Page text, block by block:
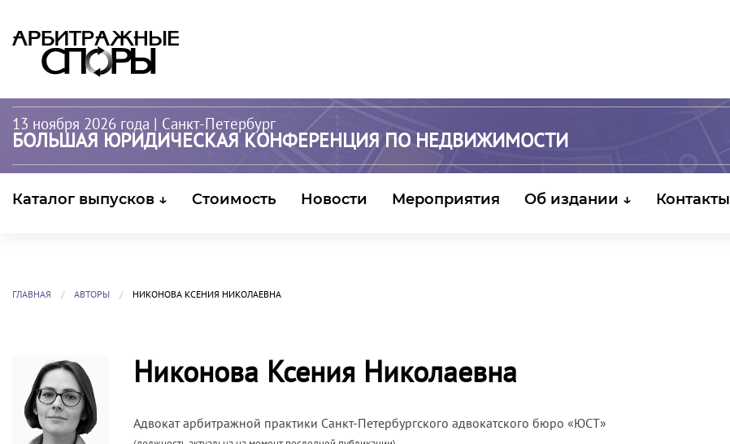
13 ноября 2026 года | Санкт-Петербург
БОЛЬШАЯ ЮРИДИЧЕСКАЯ КОНФЕРЕНЦИЯ ПО НЕДВИЖИМОСТИ
Каталог выпусков ↓ Стоимость Новости Мероприятия Об издании ↓ Контакты
ГЛАВНАЯ АВТОРЫ НИКОНОВА КСЕНИЯ НИКОЛАЕВНА
Никонова Ксения Николаевна
Адвокат арбитражной практики Санкт-Петербургского адвокатского бюро «ЮСТ»